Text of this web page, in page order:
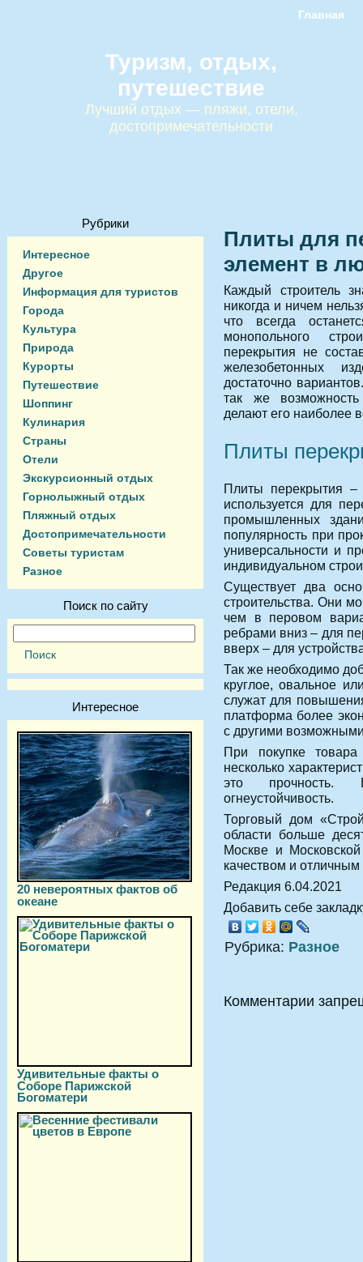
Главная
Туризм, отдых,
путешествие
Лучший отдых — пляжи, отели,
достопримечательности
Рубрики
Интересное
Другое
Информация для туристов
Города
Культура
Природа
Курорты
Путешествие
Шоппинг
Кулинария
Страны
Отели
Экскурсионный отдых
Горнолыжный отдых
Пляжный отдых
Достопримечательности
Советы туристам
Разное
Поиск по сайту
Интересное
20 невероятных фактов об
океане
Удивительные факты о
Соборе Парижской
Богоматери
Плиты для
элемент в
Каждый строитель
никогда и ничем
что всегда
монопольного
перекрытия не
железобетонных
достаточно
так же
делают его наиболее
Плиты
Плиты перекрытия –
используется для
промышленных
популярность при
универсальности и
индивидуальном
Существует два
строительства. Они
чем в перовом
ребрами вниз – для
вверх – для
Так же необходимо
круглое, овальное
служат для
платформа более
с другими
При покупке
несколько
это прочность.
огнеустойчивость.
Торговый дом
области больше
Москве и
качеством и
Редакция 6.04.2021
Добавить себе
Рубрика: Разное
Комментарии